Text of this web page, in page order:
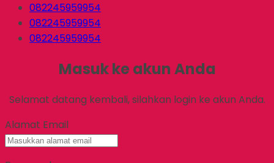
082245959954
082245959954
082245959954
Masuk ke akun Anda
Selamat datang kembali, silahkan login ke akun Anda.
Alamat Email